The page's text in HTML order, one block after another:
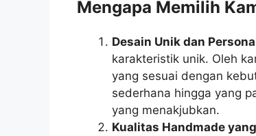
Mengapa Memilih
Desain Unik dan
karakteristik unik. Oleh
yang sesuai dengan
sederhana hingga yang
yang menakjubkan.
Kualitas Handmade